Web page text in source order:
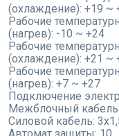
(охлаждение): +19 ~
Рабочие
(нагрев): -10 ~ +24
Рабочие
(охлаждение): +21 ~
Рабочие
(нагрев): +7 ~ +27
Подключение
Межблочный кабель:
Силовой кабель:
Автомат защиты: 10